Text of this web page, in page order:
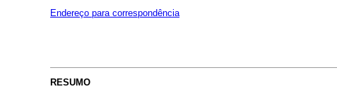
Endereço para correspondência
RESUMO